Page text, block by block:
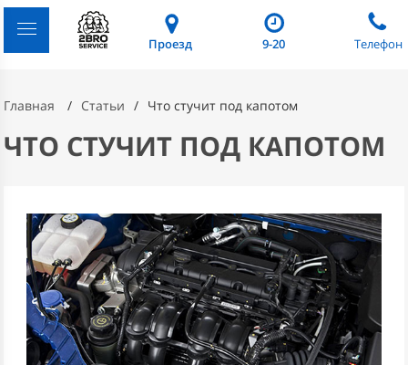
Проезд 9-20 Телефон
Главная Статьи Что стучит под капотом
ЧТО СТУЧИТ ПОД КАПОТОМ